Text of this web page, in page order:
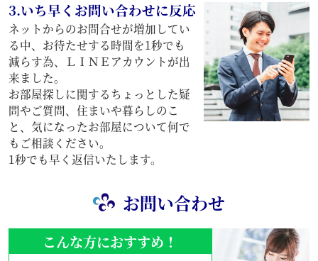
3.いち早くお問い合わせに反応
ネットからのお問合せが増加してい
る中、お待たせする時間を1秒でも
減らす為、ＬＩＮＥアカウントが出
来ました。
お部屋探しに関するちょっとした疑
問やご質問、住まいや暮らしのこ
と、気になったお部屋について何で
もご相談ください。
1秒でも早く返信いたします。
お問い合わせ
こんな方におすすめ！